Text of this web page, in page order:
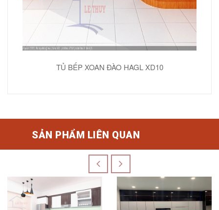
TỦ BẾP XOAN ĐÀO HAGL XD10
SẢN PHẨM LIÊN QUAN